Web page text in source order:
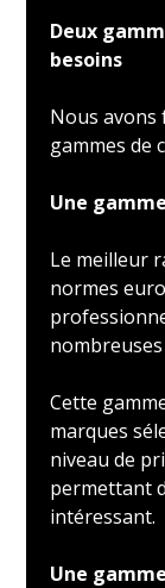
Deux
besoins
Nous avons
gammes de
Une
Le meilleur
normes
Cette
marques
niveau de
permettant
intéressant.
Une